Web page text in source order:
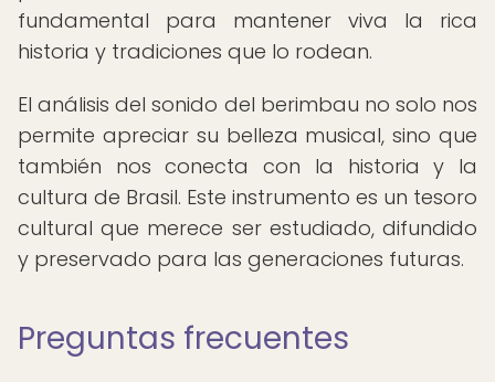
fundamental para mantener viva la rica
historia y tradiciones que lo rodean.
El análisis del sonido del berimbau no solo nos
permite apreciar su belleza musical, sino que
también nos conecta con la historia y la
cultura de Brasil. Este instrumento es un tesoro
cultural que merece ser estudiado, difundido
y preservado para las generaciones futuras.
Preguntas frecuentes